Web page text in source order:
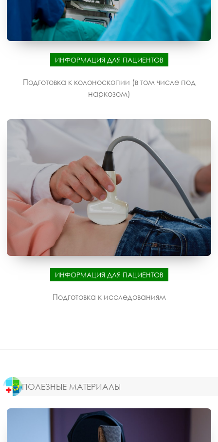
ИНФОРМАЦИЯ ДЛЯ ПАЦИЕНТОВ
Подготовка к колоноскопии (в том числе под
наркозом)
ИНФОРМАЦИЯ ДЛЯ ПАЦИЕНТОВ
Подготовка к исследованиям
ПОЛЕЗНЫЕ МАТЕРИАЛЫ